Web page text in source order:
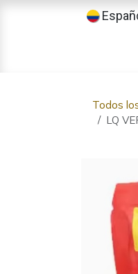
Todos
LQ